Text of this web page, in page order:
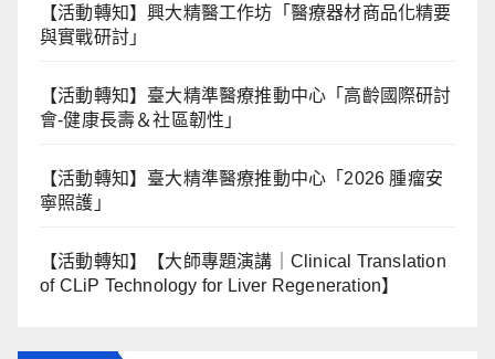
【活動轉知】興大精醫工作坊「醫療器材商品化精要
與實戰研討」
【活動轉知】臺大精準醫療推動中心「高齡國際研討
會-健康長壽＆社區韌性」
【活動轉知】臺大精準醫療推動中心「2026 腫瘤安
寧照護」
【活動轉知】【大師專題演講｜Clinical Translation
of CLiP Technology for Liver Regeneration】